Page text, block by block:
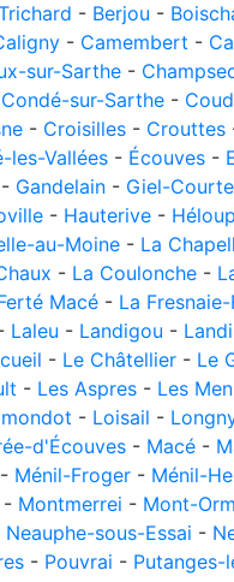
- Berjou -
- Camembert -
sur-Sarthe -
Condé-sur-Sarthe -
- Croisilles - Crouttes
les-Vallées - Écouves -
- Gandelain - Giel-
- Hauterive -
au-Moine - La
- La Coulonche -
Macé - La
Laleu - Landigou -
- Le Châtellier - Le
- Les Aspres - Les
- Loisail -
d'Écouves - Macé -
- Ménil-Froger - Ménil-
- Montmerrei - Mont-
Neauphe-sous-Essai -
- Pouvrai - Putanges-